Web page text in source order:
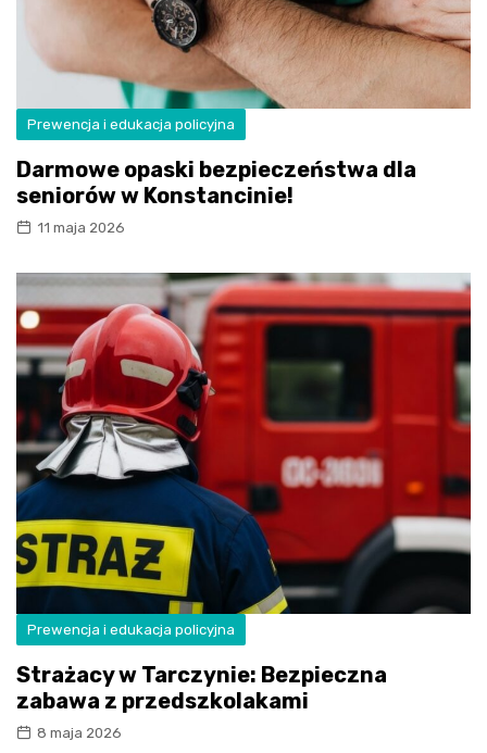
Prewencja i edukacja policyjna
Darmowe opaski bezpieczeństwa dla
seniorów w Konstancinie!
11 maja 2026
Prewencja i edukacja policyjna
Strażacy w Tarczynie: Bezpieczna
zabawa z przedszkolakami
8 maja 2026